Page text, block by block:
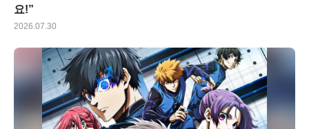
요!”
2026.07.30